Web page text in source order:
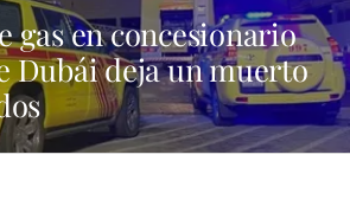
gas en concesionario
Dubái deja un muerto